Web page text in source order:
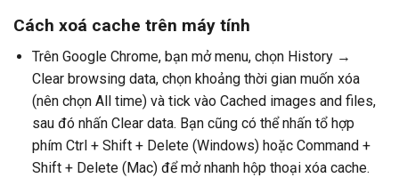
Cách xoá cache trên máy tính
Trên Google Chrome, bạn mở menu, chọn History →
Clear browsing data, chọn khoảng thời gian muốn xóa
(nên chọn All time) và tick vào Cached images and files,
sau đó nhấn Clear data. Bạn cũng có thể nhấn tổ hợp
phím Ctrl + Shift + Delete (Windows) hoặc Command +
Shift + Delete (Mac) để mở nhanh hộp thoại xóa cache.